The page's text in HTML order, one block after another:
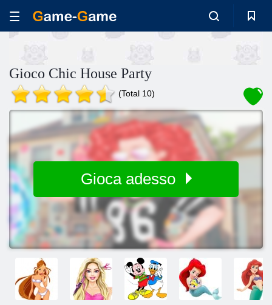
Gioco Chic House Party
(Total 10)
Gioca adesso